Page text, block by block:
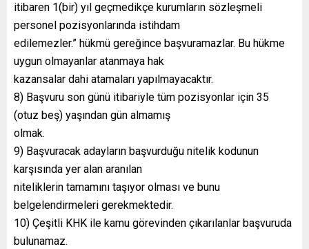
itibaren 1(bir) yıl geçmedikçe kurumların sözleşmeli
personel pozisyonlarında istihdam
edilemezler.” hükmü gereğince başvuramazlar. Bu hükme
uygun olmayanlar atanmaya hak
kazansalar dahi atamaları yapılmayacaktır.
8) Başvuru son günü itibariyle tüm pozisyonlar için 35
(otuz beş) yaşından gün almamış
olmak.
9) Başvuracak adayların başvurduğu nitelik kodunun
karşısında yer alan aranılan
niteliklerin tamamını taşıyor olması ve bunu
belgelendirmeleri gerekmektedir.
10) Çeşitli KHK ile kamu görevinden çıkarılanlar başvuruda
bulunamaz.